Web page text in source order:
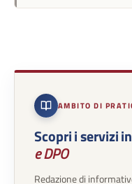
AMBITO DI
Scopri i servizi
e DPO
Redazione di